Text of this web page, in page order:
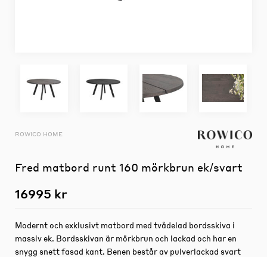
ROWICO HOME
Fred matbord runt 160 mörkbrun ek/svart
16995 kr
Modernt och exklusivt matbord med tvådelad bordsskiva i
massiv ek. Bordsskivan är mörkbrun och lackad och har en
snygg snett fasad kant. Benen består av pulverlackad svart